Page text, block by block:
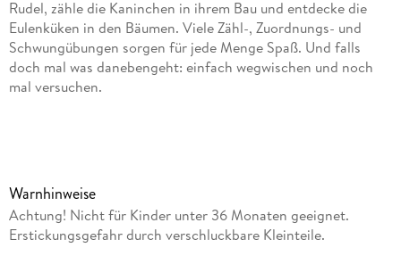
Rudel, zähle die Kaninchen in ihrem Bau und entdecke die
Eulenküken in den Bäumen. Viele Zähl-, Zuordnungs- und
Schwungübungen sorgen für jede Menge Spaß. Und falls
doch mal was danebengeht: einfach wegwischen und noch
mal versuchen.
- Übt Umgang mit dem Stift
Warnhinweise
Achtung! Nicht für Kinder unter 36 Monaten geeignet.
Erstickungsgefahr durch verschluckbare Kleinteile.